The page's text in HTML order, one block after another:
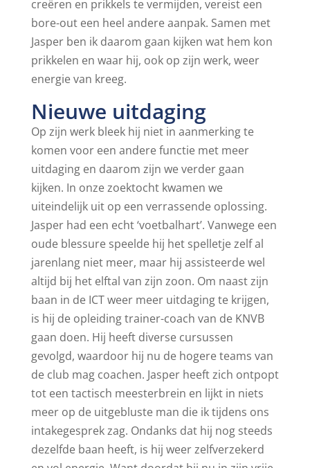
creëren en prikkels te vermijden, vereist een
bore-out een heel andere aanpak. Samen met
Jasper ben ik daarom gaan kijken wat hem kon
prikkelen en waar hij, ook op zijn werk, weer
energie van kreeg.
Nieuwe uitdaging
Op zijn werk bleek hij niet in aanmerking te
komen voor een andere functie met meer
uitdaging en daarom zijn we verder gaan
kijken. In onze zoektocht kwamen we
uiteindelijk uit op een verrassende oplossing.
Jasper had een echt ‘voetbalhart’. Vanwege een
oude blessure speelde hij het spelletje zelf al
jarenlang niet meer, maar hij assisteerde wel
altijd bij het elftal van zijn zoon. Om naast zijn
baan in de ICT weer meer uitdaging te krijgen,
is hij de opleiding trainer-coach van de KNVB
gaan doen. Hij heeft diverse cursussen
gevolgd, waardoor hij nu de hogere teams van
de club mag coachen. Jasper heeft zich ontpopt
tot een tactisch meesterbrein en lijkt in niets
meer op de uitgebluste man die ik tijdens ons
intakegesprek zag. Ondanks dat hij nog steeds
dezelfde baan heeft, is hij weer zelfverzekerd